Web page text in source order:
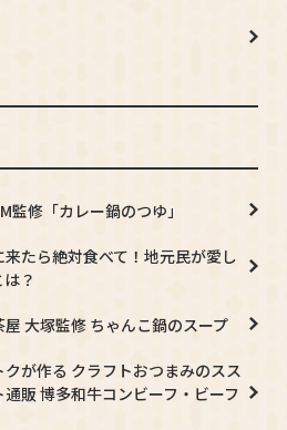
監修「カレー鍋のつゆ」
来たら絶対食べて！地元民が愛し
？
屋 大塚監修 ちゃんこ鍋のスープ
クが作る クラフトおつまみのスス
販 博多和牛コンビーフ・ビーフ